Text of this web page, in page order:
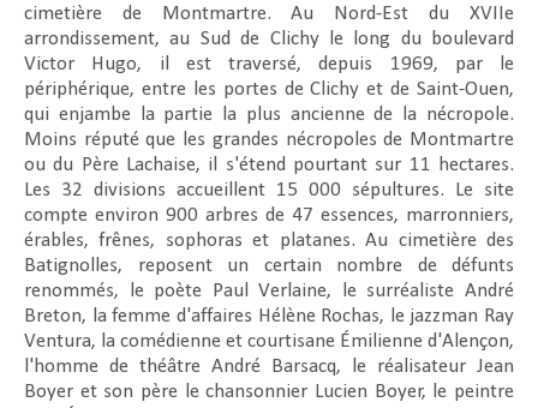
cimetière de Montmartre. Au Nord-Est du XVIIe
arrondissement, au Sud de Clichy le long du boulevard
Victor Hugo, il est traversé, depuis 1969, par le
périphérique, entre les portes de Clichy et de Saint-Ouen,
qui enjambe la partie la plus ancienne de la nécropole.
Moins réputé que les grandes nécropoles de Montmartre
ou du Père Lachaise, il s'étend pourtant sur 11 hectares.
Les 32 divisions accueillent 15 000 sépultures. Le site
compte environ 900 arbres de 47 essences, marronniers,
érables, frênes, sophoras et platanes. Au cimetière des
Batignolles, reposent un certain nombre de défunts
renommés, le poète Paul Verlaine, le surréaliste André
Breton, la femme d'affaires Hélène Rochas, le jazzman Ray
Ventura, la comédienne et courtisane Émilienne d'Alençon,
l'homme de théâtre André Barsacq, le réalisateur Jean
Boyer et son père le chansonnier Lucien Boyer, le peintre